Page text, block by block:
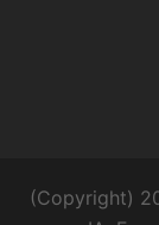
(Copyright)